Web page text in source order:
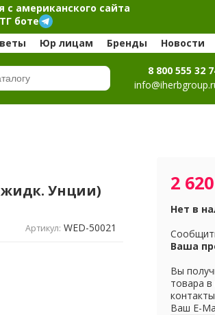
с американского сайта
боте
Юр лицам Бренды Новости
8 800 555 32
Унции)
Артикул: WED-50021
2 620
Нет в
Ваша
Вы
товара
контакты
Ваш E-